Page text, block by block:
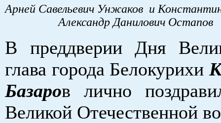
Арней Савельевич Унжаков и
Александр Данилович Остапов
В преддверии Дня
глава города Белокурихи
Базаров лично
Великой Отечественной